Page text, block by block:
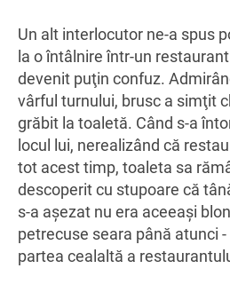
Un alt interlocutor ne-a spus
la o întâlnire într-un
devenit puţin confuz.
vârful turnului, brusc a simţit
grăbit la toaletă. Când s-a
locul lui, nerealizând că
tot acest timp, toaleta sa
descoperit cu stupoare că
s-a aşezat nu era aceeaşi
petrecuse seara până atunci
partea cealaltă a